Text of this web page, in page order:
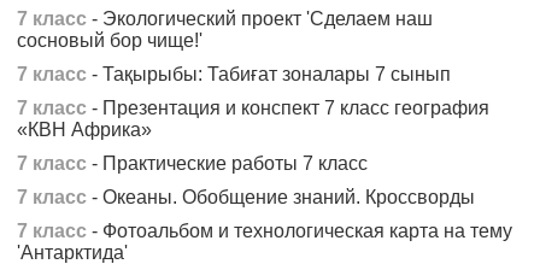
7 класс - Экологический проект 'Сделаем наш
сосновый бор чище!'
7 класс - Тақырыбы: Табиғат зоналары 7 сынып
7 класс - Презентация и конспект 7 класс география
«КВН Африка»
7 класс - Практические работы 7 класс
7 класс - Океаны. Обобщение знаний. Кроссворды
7 класс - Фотоальбом и технологическая карта на тему
'Антарктида'